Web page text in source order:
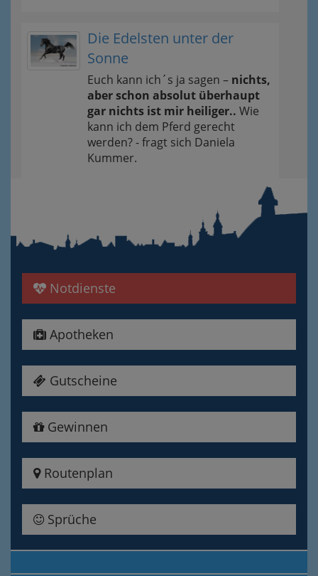
Die Edelsten unter der
Sonne
Euch kann ich´s ja sagen – nichts,
aber schon absolut überhaupt
gar nichts ist mir heiliger.. Wie
kann ich dem Pferd gerecht
werden? - fragt sich Daniela
Kummer.
Notdienste
Apotheken
Gutscheine
Gewinnen
Routenplan
Sprüche